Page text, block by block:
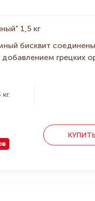
1,5 кг
бисквит
грецких
КУПИТЬ